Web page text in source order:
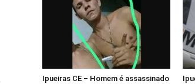
Ipueiras CE – Homem é assassinado